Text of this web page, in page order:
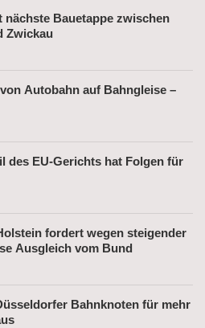
nächste Bauetappe zwischen
Zwickau
Autobahn auf Bahngleise –
des EU-Gerichts hat Folgen für
fordert wegen steigender
Ausgleich vom Bund
Bahnknoten für mehr